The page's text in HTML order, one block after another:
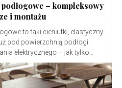
– kompleksowy
i montażu
to taki cieniutki, elastyczny
pod powierzchnią podłogi.
elektrycznego – jak tylko...